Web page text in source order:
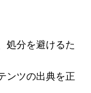
処分を避けるた
ンツの出典を正